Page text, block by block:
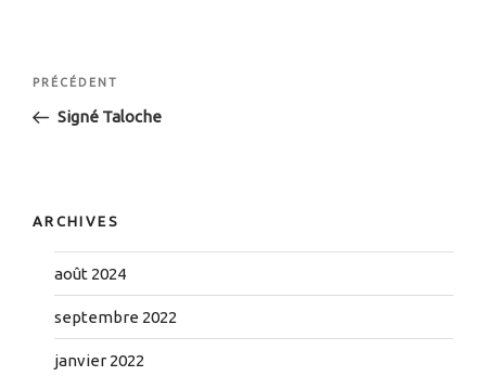
Navigation
l’article
Article
précédent
PRÉCÉDENT
Signé Taloche
ARCHIVES
août 2024
septembre 2022
janvier 2022